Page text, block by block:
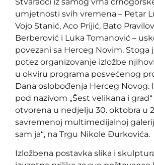
umjetnosti svih vremena – Petar
Vojo Stanić, Aco Prijić, Bato
Berberović i Luka Tomanović –
povezani sa Herceg Novim. Stoga
potez organizovanje izložbe
u okviru programa posvećenog
Dana oslobođenja Herceg Novog.
pod nazivom „Šest velikana i
otvorena u nedjelju 30. oktobra u
savremenoj multimedijalnoj
sam ja“, na Trgu Nikole Đurkovića.
Izložbena postavka slika i